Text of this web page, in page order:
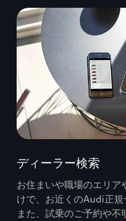
ディーラー検索
お住まいや職場のエリア
けで、お近くのAudi正規
また、試乗のご予約や